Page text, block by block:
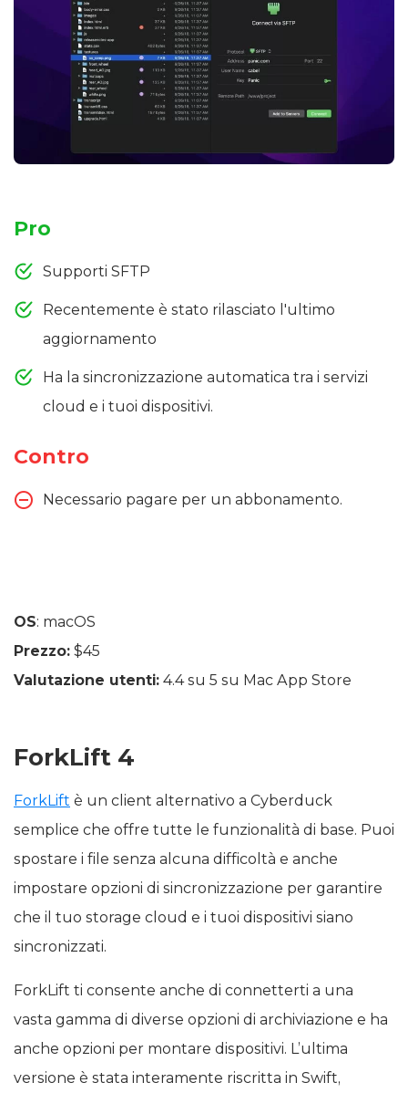
Pro
Supporti SFTP
Recentemente è stato rilasciato l'ultimo
aggiornamento
Ha la sincronizzazione automatica tra i servizi
cloud e i tuoi dispositivi.
Contro
Necessario pagare per un abbonamento.
OS: macOS
Prezzo: $45
Valutazione utenti: 4.4 su 5 su Mac App Store
ForkLift 4
ForkLift è un client alternativo a Cyberduck
semplice che offre tutte le funzionalità di base. Puoi
spostare i file senza alcuna difficoltà e anche
impostare opzioni di sincronizzazione per garantire
che il tuo storage cloud e i tuoi dispositivi siano
sincronizzati.
ForkLift ti consente anche di connetterti a una
vasta gamma di diverse opzioni di archiviazione e ha
anche opzioni per montare dispositivi. L’ultima
versione è stata interamente riscritta in Swift,